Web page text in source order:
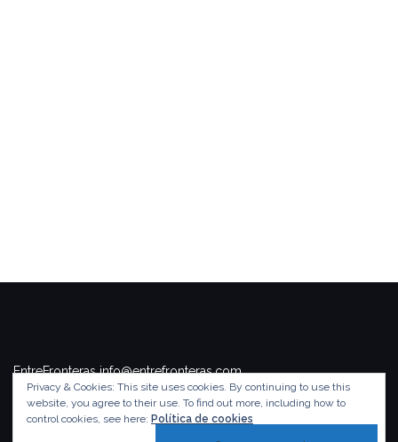
EntreFronteras info@entrefronteras.com
Tema deColorlib . Funciona conWordPress.
Privacy & Cookies: This site uses cookies. By continuing to use this
website, you agree to their use. To find out more, including how to
control cookies, see here: Política de cookies